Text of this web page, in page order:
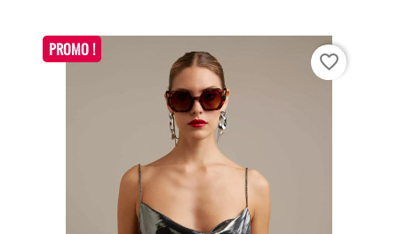
PROMO !
favorite_border